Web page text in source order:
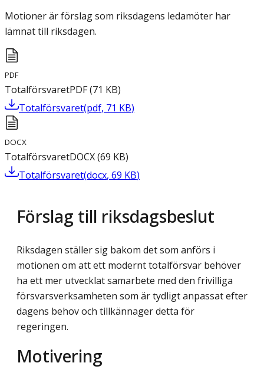
Motioner är förslag som riksdagens ledamöter har
lämnat till riksdagen.
PDF
TotalförsvaretPDF(71 KB)
Totalförsvaret(pdf, 71 KB)
DOCX
TotalförsvaretDOCX(69 KB)
Totalförsvaret(docx, 69 KB)
Förslag till riksdagsbeslut
Riksdagen ställer sig bakom det som anförs i
motionen om att ett modernt totalförsvar behöver
ha ett mer utvecklat samarbete med den frivilliga
försvarsverksamheten som är tydligt anpassat efter
dagens behov och tillkännager detta för
regeringen.
Motivering